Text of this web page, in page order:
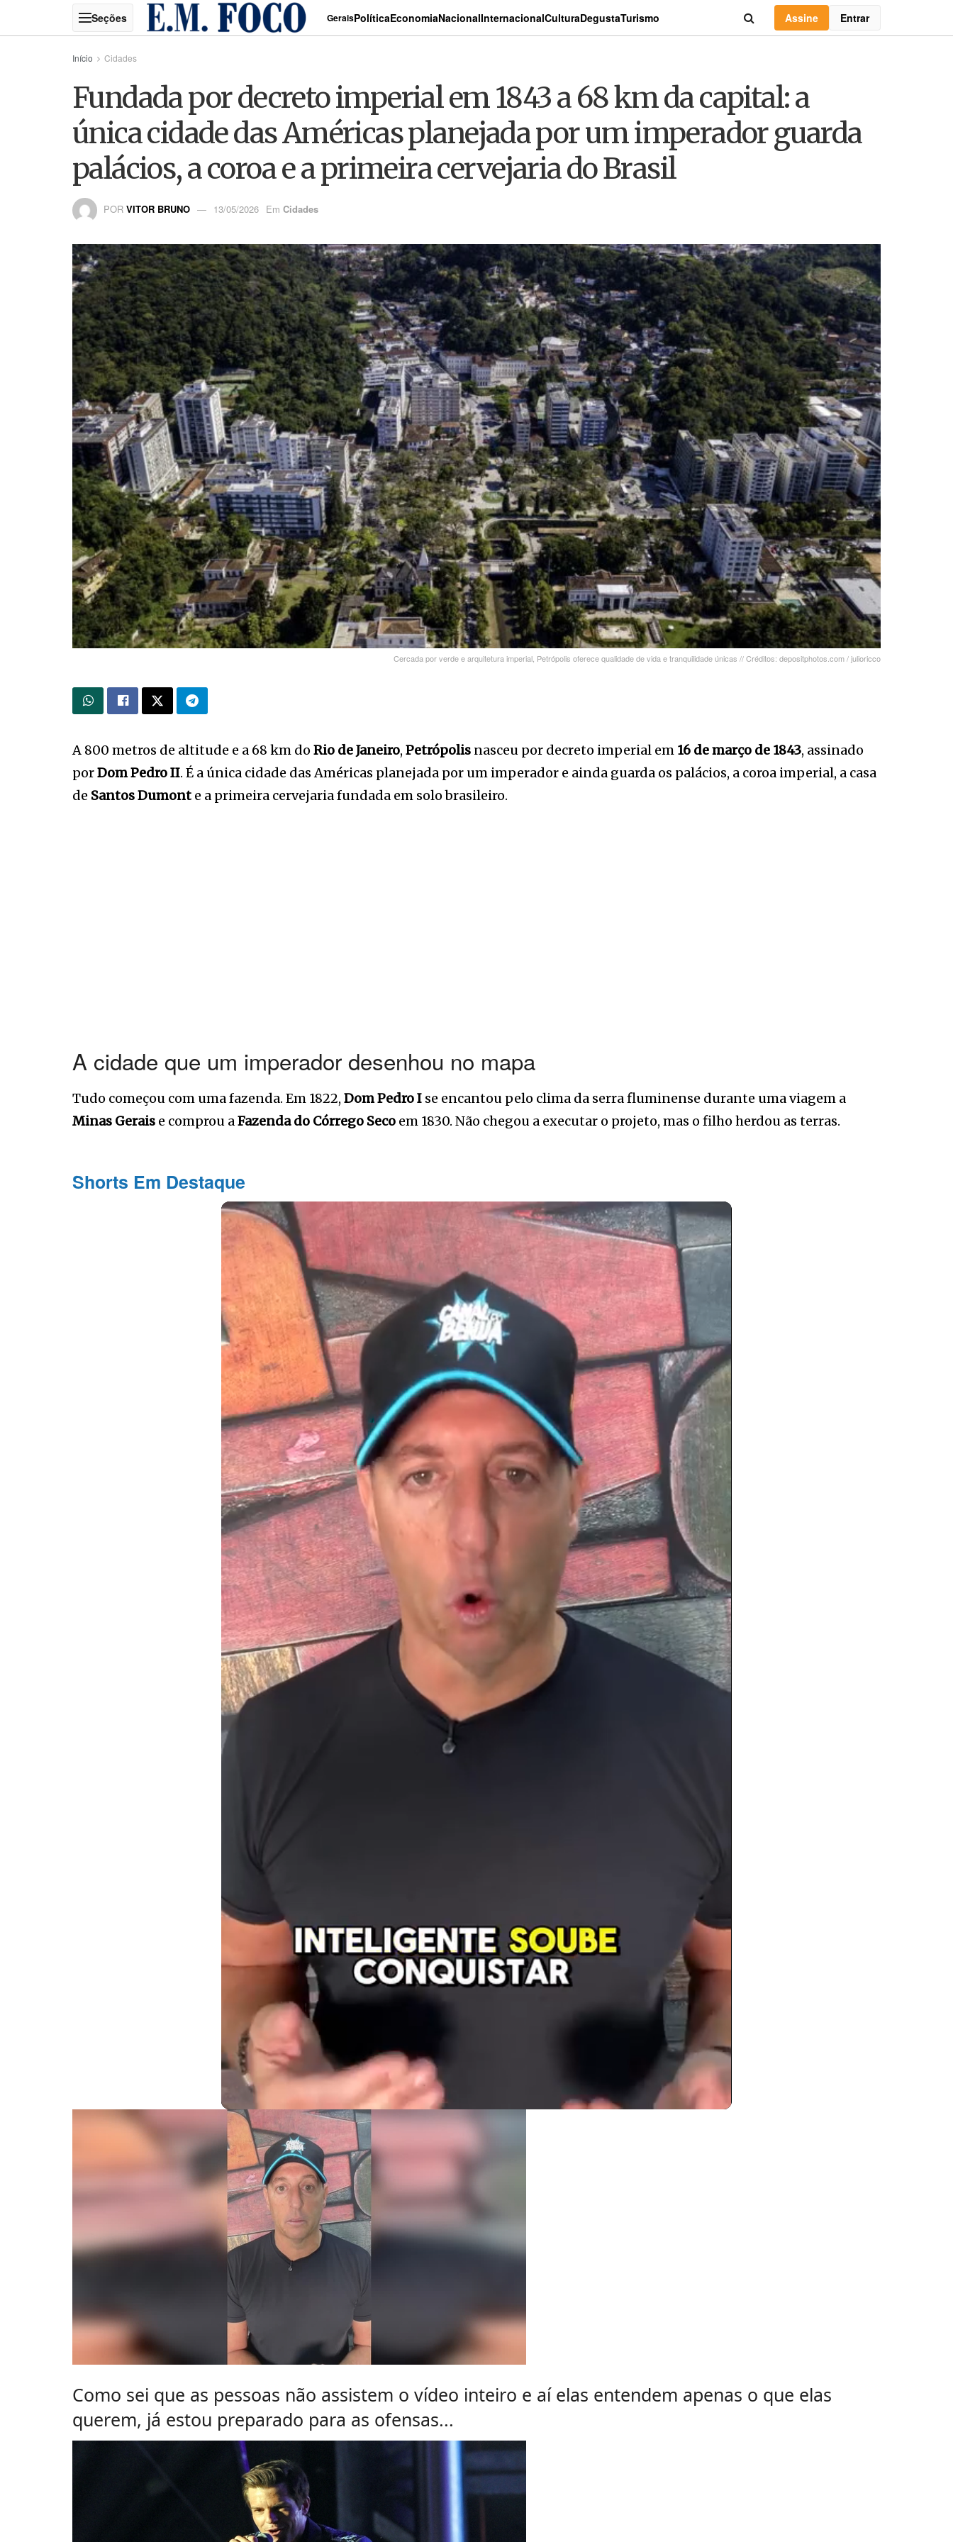
GeraisPolíticaEconomiaNacionalInternacionalCulturaDegustaTurismo Assine Entrar
Início Cidades
Fundada por decreto imperial em 1843 a 68 km da capital: a
única cidade das Américas planejada por um imperador guarda
palácios, a coroa e a primeira cervejaria do Brasil
POR VITOR BRUNO 13/05/2026 Em Cidades
Cercada por verde e arquitetura imperial, Petrópolis oferece qualidade de vida e tranquilidade únicas // Créditos: depositphotos.com / julioricco
A 800 metros de altitude e a 68 km do Rio de Janeiro, Petrópolis nasceu por decreto imperial em 16 de março de 1843, assinado
porDom Pedro II. É a única cidade das Américas planejada por um imperador e ainda guarda os palácios, a coroa imperial, a casa
de Santos Dumont e a primeira cervejaria fundada em solo brasileiro.
A cidade que um imperador desenhou no mapa
Tudo começou com uma fazenda. Em 1822, Dom Pedro I se encantou pelo clima da serra fluminense durante uma viagem a
Minas Gerais e comprou aFazenda do Córrego Seco em 1830. Não chegou a executar o projeto, mas o filho herdou as terras.
Shorts Em Destaque
Como sei que as pessoas não assistem o vídeo inteiro e aí elas entendem apenas o que elas
querem, já estou preparado para as ofensas...